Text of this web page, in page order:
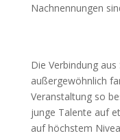
Nachnennungen
Die Verbindung
außergewöhnlich
Veranstaltung so
junge Talente auf
auf höchstem